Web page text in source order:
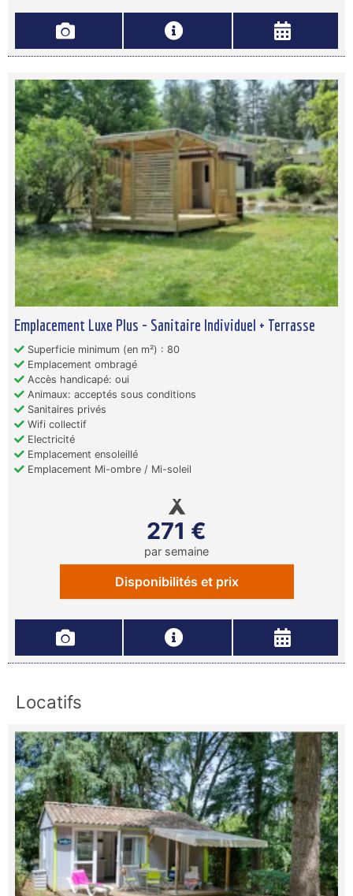
Emplacement Luxe Plus - Sanitaire Individuel + Terrasse
Superficie minimum (en m²) : 80
Emplacement ombragé
Accès handicapé: oui
Animaux: acceptés sous conditions
Sanitaires privés
Wifi collectif
Electricité
Emplacement ensoleillé
Emplacement Mi-ombre / Mi-soleil
271 €
par semaine
Disponibilités et prix
Locatifs